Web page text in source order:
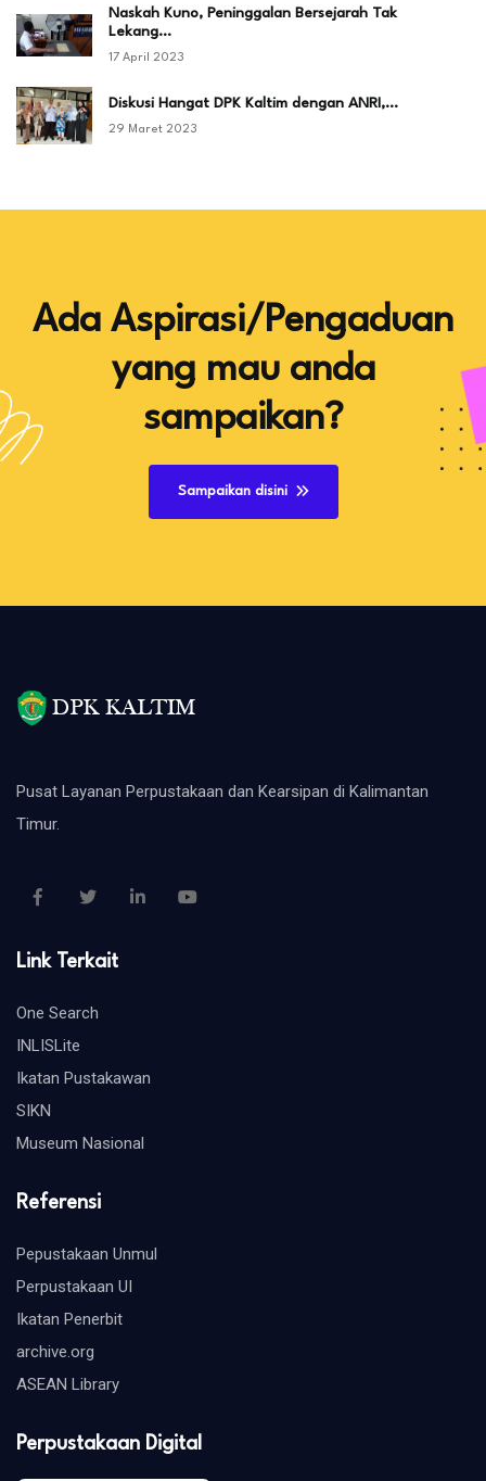
Naskah Kuno, Peninggalan Bersejarah Tak
Lekang…
17 April 2023
Diskusi Hangat DPK Kaltim dengan ANRI,…
29 Maret 2023
Ada Aspirasi/Pengaduan
yang mau anda
sampaikan?
Sampaikan disini
Pusat Layanan Perpustakaan dan Kearsipan di Kalimantan
Timur.
Link Terkait
One Search
INLISLite
Ikatan Pustakawan
SIKN
Museum Nasional
Referensi
Pepustakaan Unmul
Perpustakaan UI
Ikatan Penerbit
archive.org
ASEAN Library
Perpustakaan Digital